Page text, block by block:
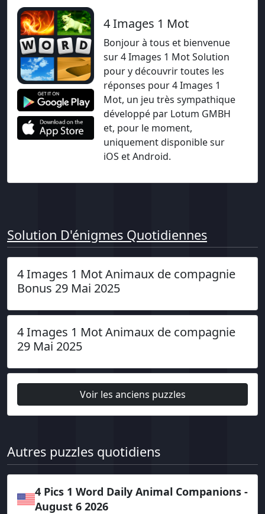
4 Images 1 Mot
Bonjour à tous et bienvenue
sur 4 Images 1 Mot Solution
pour y découvrir toutes les
réponses pour 4 Images 1
Mot, un jeu très sympathique
développé par Lotum GMBH
et, pour le moment,
uniquement disponible sur
iOS et Android.
Solution D'énigmes Quotidiennes
4 Images 1 Mot Animaux de compagnie
Bonus 29 Mai 2025
4 Images 1 Mot Animaux de compagnie
29 Mai 2025
Voir les anciens puzzles
Autres puzzles quotidiens
4 Pics 1 Word Daily Animal Companions -
August 6 2026